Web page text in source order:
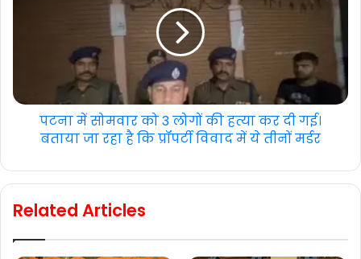
पटना में सोमवार को 3 लोगों की हत्या कर दी गई।
बताया जा रहा है कि प्रॉपर्टी विवाद में ये तीनों मर्डर
Related Articles